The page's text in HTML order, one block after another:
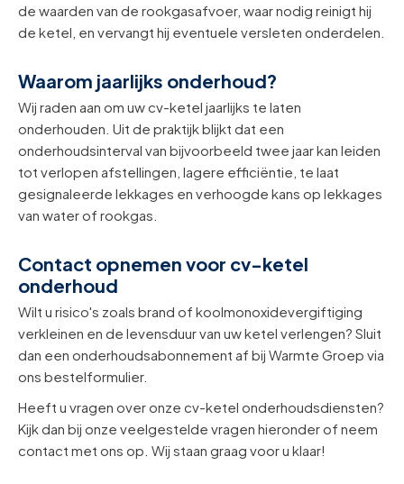
de waarden van de rookgasafvoer, waar nodig reinigt hij
de ketel, en vervangt hij eventuele versleten onderdelen.
Waarom jaarlijks onderhoud?
Wij raden aan om uw cv-ketel jaarlijks te laten
onderhouden. Uit de praktijk blijkt dat een
onderhoudsinterval van bijvoorbeeld twee jaar kan leiden
tot verlopen afstellingen, lagere efficiëntie, te laat
gesignaleerde lekkages en verhoogde kans op lekkages
van water of rookgas.
Contact opnemen voor cv-ketel
onderhoud
Wilt u risico's zoals brand of koolmonoxidevergiftiging
verkleinen en de levensduur van uw ketel verlengen? Sluit
dan een onderhoudsabonnement af bij Warmte Groep via
ons bestelformulier.
Heeft u vragen over onze cv-ketel onderhoudsdiensten?
Kijk dan bij onze veelgestelde vragen hieronder of neem
contact met ons op. Wij staan graag voor u klaar!